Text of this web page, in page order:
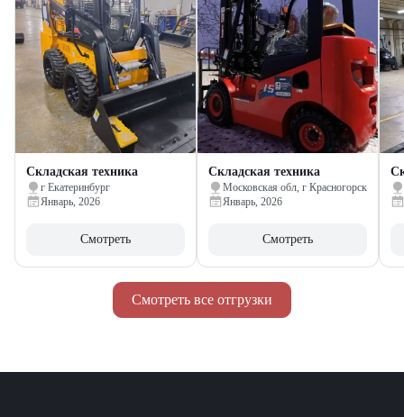
Смотреть все отгрузки
Складская техника
г Екатеринбург
Январь, 2026
Смотреть
Складская техника
Московская обл, г Красногорск
Январь, 2026
Смотреть